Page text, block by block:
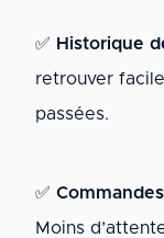
✅ Historique
retrouver
passées.
✅
Moins